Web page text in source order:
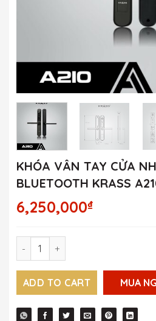
KHÓA VÂN TAY CỬA
BLUETOOTH KRASS
6,250,000₫
Khóa vân tay cửa nhôm kết
ADD TO CART MUA